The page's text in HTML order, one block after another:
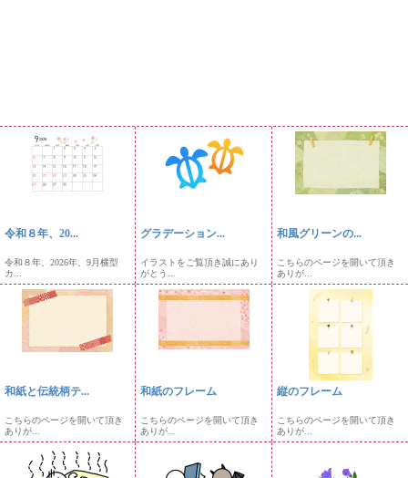
令和８年、20...
令和８年、2026年、9月横型
カ...
グラデーション...
イラストをご覧頂き誠にあり
がとう...
和風グリーンの...
こちらのページを開いて頂き
ありが...
和紙と伝統柄テ...
こちらのページを開いて頂き
ありが...
和紙のフレーム
こちらのページを開いて頂き
ありが...
縦のフレーム
こちらのページを開いて頂き
ありが...